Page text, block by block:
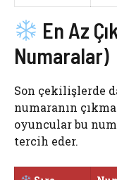
En Az
Numaralar)
Son çekilişlerde
numaranın çıkma
oyuncular bu
tercih eder.